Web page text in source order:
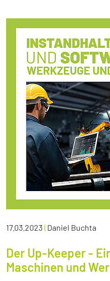
17.03.2023| Daniel Buchta
Der Up-Keeper -
Maschinen und